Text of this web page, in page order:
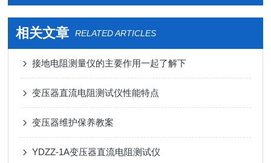
相关文章 RELATED ARTICLES
接地电阻测量仪的主要作用一起了解下
变压器直流电阻测试仪性能特点
变压器维护保养教案
YDZZ-1A变压器直流电阻测试仪